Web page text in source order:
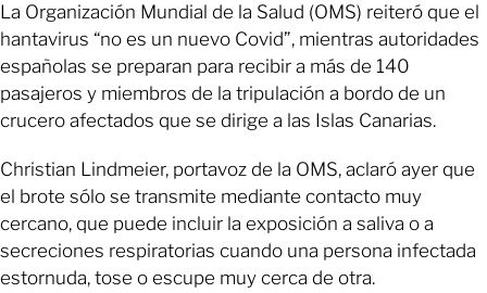
La Organización Mundial de la Salud (OMS) reiteró que el
hantavirus “no es un nuevo Covid”, mientras autoridades
españolas se preparan para recibir a más de 140
pasajeros y miembros de la tripulación a bordo de un
crucero afectados que se dirige a las Islas Canarias.
Christian Lindmeier, portavoz de la OMS, aclaró ayer que
el brote sólo se transmite mediante contacto muy
cercano, que puede incluir la exposición a saliva o a
secreciones respiratorias cuando una persona infectada
estornuda, tose o escupe muy cerca de otra.